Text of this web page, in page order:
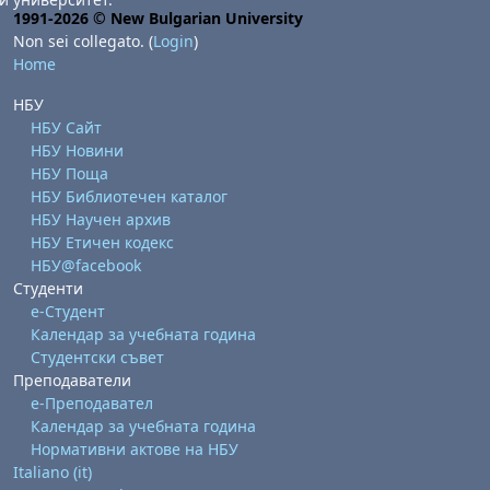
1 agosto
domenica 2 agosto
7 agosto
8 agosto
domenica 9 agosto
14 agosto
15 agosto
domenica 16 agosto
21 agosto
22 agosto
domenica 23 agosto
28 agosto
29 agosto
domenica 30 agosto
1991-2026 © New Bulgarian University
Non sei collegato. (Login)
Home
НБУ
НБУ Сайт
НБУ Новини
НБУ Поща
НБУ Библиотечен каталог
НБУ Научен архив
НБУ Етичен кодекс
НБУ@facebook
Студенти
е-Студент
Календар за учебната година
Студентски съвет
Преподаватели
е-Преподавател
Календар за учебната година
Нормативни актове на НБУ
Italiano ‎(it)‎